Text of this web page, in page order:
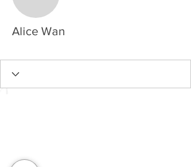
Alice Wan